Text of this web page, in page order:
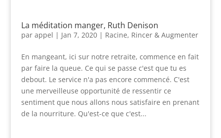
La méditation manger, Ruth Denison
par appel | Jan 7, 2020| Racine, Rincer & Augmenter
En mangeant, ici sur notre retraite, commence en fait
par faire la queue. Ce qui se passe c'est que tu es
debout. Le service n'a pas encore commencé. C'est
une merveilleuse opportunité de ressentir ce
sentiment que nous allons nous satisfaire en prenant
de la nourriture. Qu'est-ce que c'est...